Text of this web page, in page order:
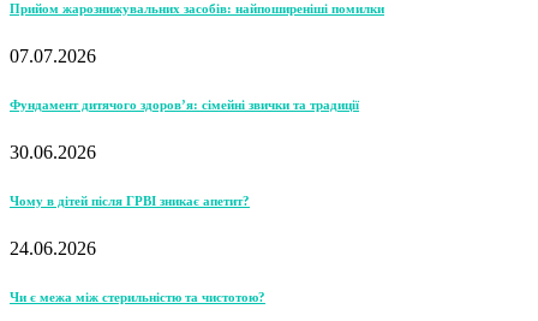
Прийом жарознижувальних засобів: найпоширеніші помилки
07.07.2026
Фундамент дитячого здоров’я: сімейні звички та традиції
30.06.2026
Чому в дітей після ГРВІ зникає апетит?
24.06.2026
Чи є межа між стерильністю та чистотою?